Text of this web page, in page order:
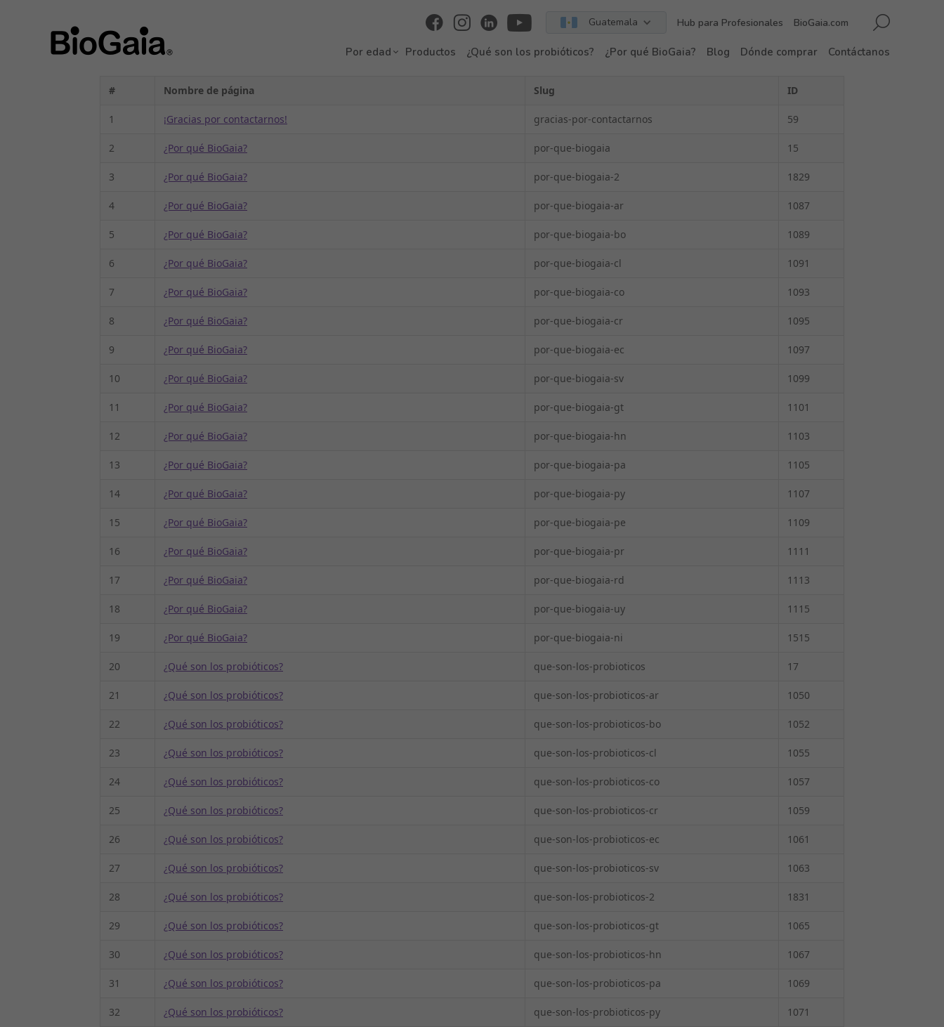
Guatemala Hub para Profesionales BioGaia.com
Por edad Productos ¿Qué son los probióticos? ¿Por qué BioGaia? Blog Dónde comprar Contáctanos
Directorio
# Nombre de página Slug ID
1 ¡Gracias por contactarnos! gracias-por-contactarnos 59
2 ¿Por qué BioGaia? por-que-biogaia 15
3 ¿Por qué BioGaia? por-que-biogaia-2 1829
4 ¿Por qué BioGaia? por-que-biogaia-ar 1087
5 ¿Por qué BioGaia? por-que-biogaia-bo 1089
6 ¿Por qué BioGaia? por-que-biogaia-cl 1091
7 ¿Por qué BioGaia? por-que-biogaia-co 1093
8 ¿Por qué BioGaia? por-que-biogaia-cr 1095
9 ¿Por qué BioGaia? por-que-biogaia-ec 1097
10 ¿Por qué BioGaia? por-que-biogaia-sv 1099
11 ¿Por qué BioGaia? por-que-biogaia-gt 1101
12 ¿Por qué BioGaia? por-que-biogaia-hn 1103
13 ¿Por qué BioGaia? por-que-biogaia-pa 1105
14 ¿Por qué BioGaia? por-que-biogaia-py 1107
15 ¿Por qué BioGaia? por-que-biogaia-pe 1109
16 ¿Por qué BioGaia? por-que-biogaia-pr 1111
17 ¿Por qué BioGaia? por-que-biogaia-rd 1113
18 ¿Por qué BioGaia? por-que-biogaia-uy 1115
19 ¿Por qué BioGaia? por-que-biogaia-ni 1515
20 ¿Qué son los probióticos? que-son-los-probioticos 17
21 ¿Qué son los probióticos? que-son-los-probioticos-ar 1050
22 ¿Qué son los probióticos? que-son-los-probioticos-bo 1052
23 ¿Qué son los probióticos? que-son-los-probioticos-cl 1055
24 ¿Qué son los probióticos? que-son-los-probioticos-co 1057
25 ¿Qué son los probióticos? que-son-los-probioticos-cr 1059
26 ¿Qué son los probióticos? que-son-los-probioticos-ec 1061
27 ¿Qué son los probióticos? que-son-los-probioticos-sv 1063
28 ¿Qué son los probióticos? que-son-los-probioticos-2 1831
29 ¿Qué son los probióticos? que-son-los-probioticos-gt 1065
30 ¿Qué son los probióticos? que-son-los-probioticos-hn 1067
31 ¿Qué son los probióticos? que-son-los-probioticos-pa 1069
32 ¿Qué son los probióticos? que-son-los-probioticos-py 1071